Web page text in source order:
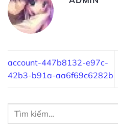
account-447b8132-e97c-
42b3-b91a-aa6f69c6282b